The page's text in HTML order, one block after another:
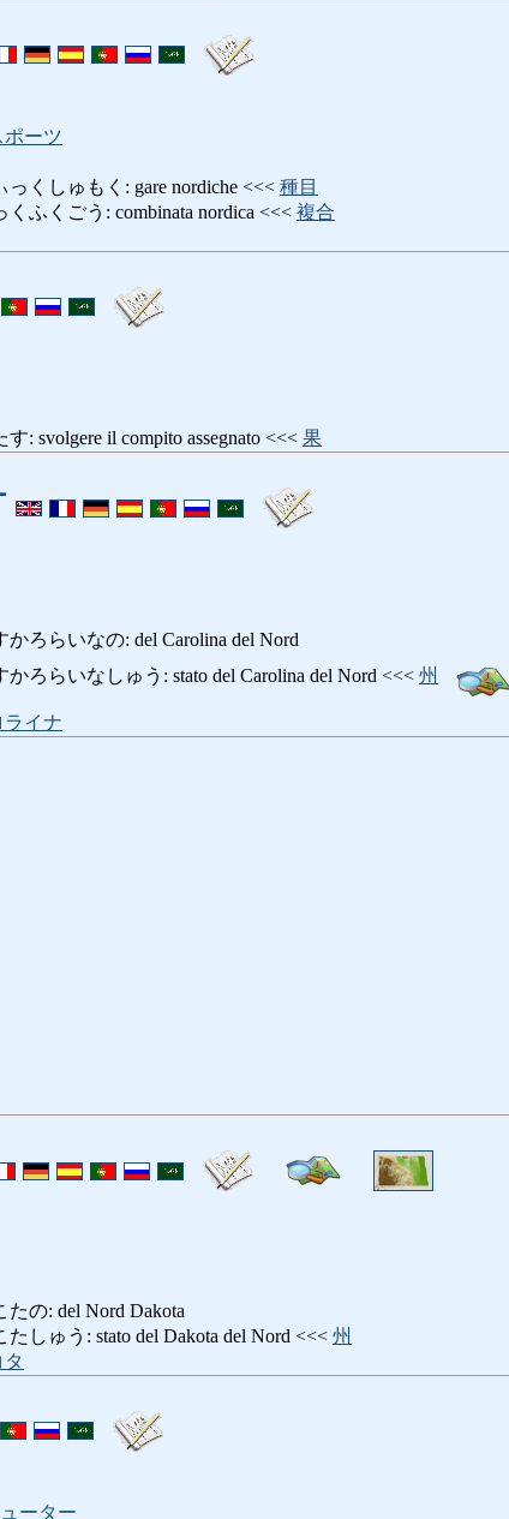
ポーツ
くしゅもく: gare nordiche <<< 種目
ふくごう: combinata nordica <<< 複合
: svolgere il compito assegnato <<< 果
ろらいなの: del Carolina del Nord
ろらいなしゅう: stato del Carolina del Nord <<< 州
イナ
の: del Nord Dakota
しゅう: stato del Dakota del Nord <<< 州
ーター